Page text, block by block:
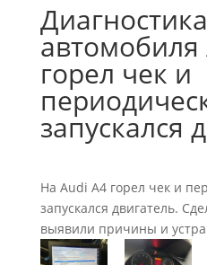
Диагностика
автомобиля
горел чек и
запускался
На Audi A4 горел чек и
запускался двигатель.
выявили причины и